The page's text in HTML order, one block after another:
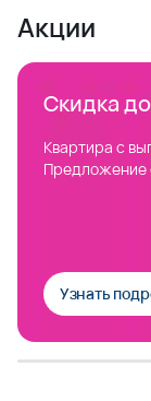
Акции
Скидка
Квартира с
Предложение
Узнать